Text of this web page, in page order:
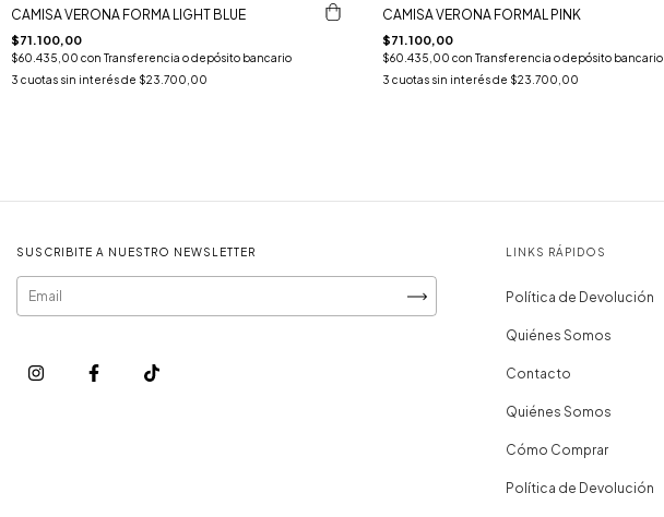
CAMISA VERONA FORMA LIGHT BLUE
$71.100,00
$60.435,00 con Transferencia o depósito bancario
3 cuotas sin interés de $23.700,00
CAMISA VERONA FORMAL PINK
$71.100,00
$60.435,00 con Transferencia o depósito bancario
3 cuotas sin interés de $23.700,00
SUSCRIBITE A NUESTRO NEWSLETTER LINKS RÁPIDOS
Política de Devolución
Quiénes Somos
Contacto
Quiénes Somos
Cómo Comprar
Política de Devolución